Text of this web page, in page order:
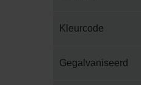
Kleurcode
Gegalvaniseerd